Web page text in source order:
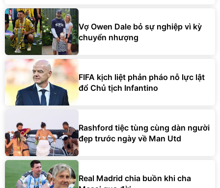
Vợ Owen Dale bỏ sự nghiệp vì kỳ
chuyển nhượng
FIFA kịch liệt phản pháo nỗ lực lật
đổ Chủ tịch Infantino
Rashford tiệc tùng cùng dàn người
đẹp trước ngày về Man Utd
Real Madrid chia buồn khi cha